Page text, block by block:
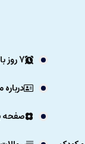
7 روز بازگشت کالا
درباره
صفحه